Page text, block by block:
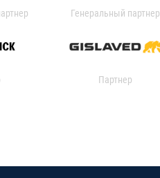
Генеральный партнер
Партнер